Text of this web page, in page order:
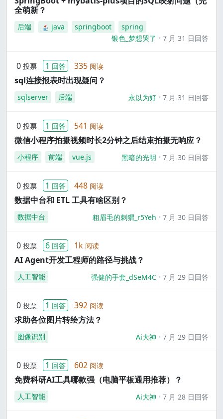
全萌新？
后端 java springboot
spring
银色_梦想哭了
7 月 31 日回答
0 投票 1 回答 335 阅读
sql连接报表时出现疑问？
sqlserver 后端 永以为好 7 月 31 日回答
0 投票 1 回答 541 阅读
微信小程序拍摄视频时长2分钟之后结束拍摄无响应？
小程序 前端 vue.js 黑暗的光明 7 月 30 日回答
0 投票 1 回答 448 阅读
数据中台和 ETL 工具有啥区别？
数据中台 粗眉毛的刺猬_r5Yeh 7 月 30 日回答
0 投票 6 回答 1k 阅读
AI Agent开发工程师的路径与挑战？
人工智能 强健的手套_dSeM4C 7 月 29 日回答
0 投票 1 回答 392 阅读
求助各位图片转绘方法？
图像识别 Ai大神 7 月 29 日回答
0 投票 1 回答 602 阅读
免费科研AI工具哪款强（电脑平板通用推荐）？
人工智能 Ai大神 7 月 28 日回答